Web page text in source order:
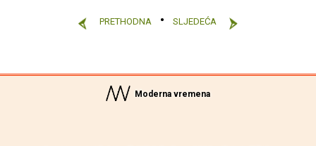
PRETHODNA SLJEDEĆA
Moderna vremena